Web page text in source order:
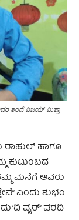
ತಂದೆ ವಿಜಯ್‌ ಮಿಶ್ರಾ
ರಾಹುಲ್‌ ಹಾಗೂ
ಕುಟುಂಬದ
ಮನೆಗೆ ಅವರು
ಎಂದು ಶುಭಂ
‘ದಿ ವೈರ್‌’ ವರದಿ